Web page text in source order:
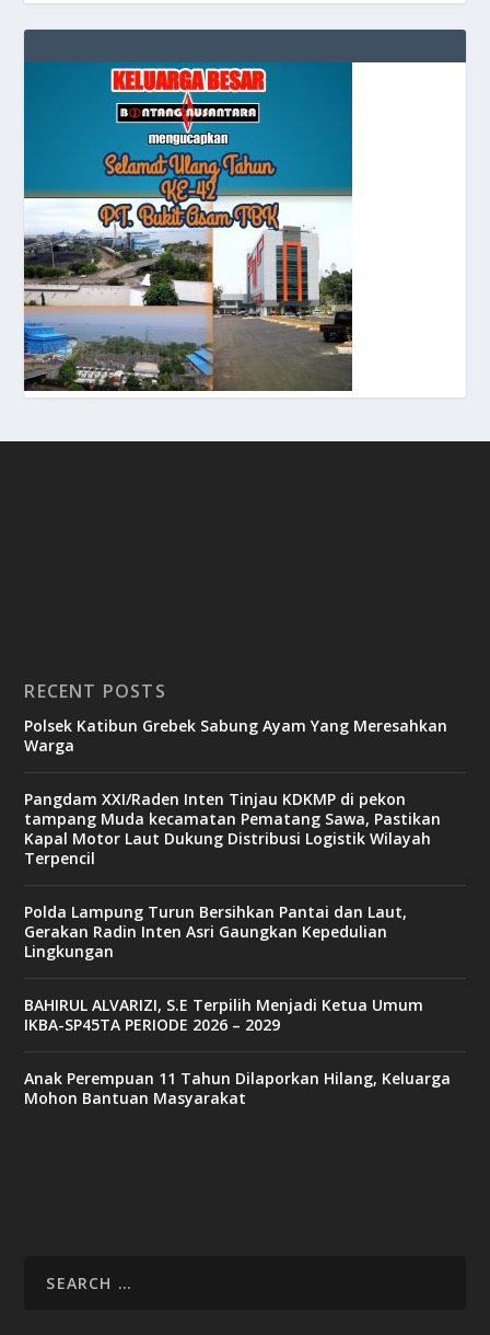
RECENT POSTS
Polsek Katibun Grebek Sabung Ayam Yang Meresahkan
Warga
Pangdam XXI/Raden Inten Tinjau KDKMP di pekon
tampang Muda kecamatan Pematang Sawa, Pastikan
Kapal Motor Laut Dukung Distribusi Logistik Wilayah
Terpencil
Polda Lampung Turun Bersihkan Pantai dan Laut,
Gerakan Radin Inten Asri Gaungkan Kepedulian
Lingkungan
BAHIRUL ALVARIZI, S.E Terpilih Menjadi Ketua Umum
IKBA-SP45TA PERIODE 2026 – 2029
Anak Perempuan 11 Tahun Dilaporkan Hilang, Keluarga
Mohon Bantuan Masyarakat